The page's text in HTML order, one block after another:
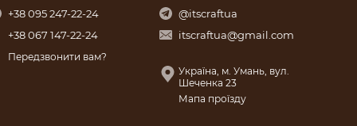
+38 095 247-22-24
+38 067 147-22-24
Передзвонити вам?
@itscraftua
itscraftua@gmail.com
Україна, м. Умань, вул.
Шеченка 23
Мапа проїзду